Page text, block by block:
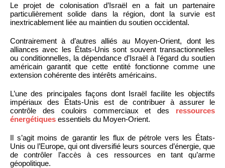
Le projet de colonisation d’Israël en a fait un partenaire
particulièrement solide dans la région, dont la survie est
inextricablement liée au maintien du soutien occidental.
Contrairement à d’autres alliés au Moyen-Orient, dont les
alliances avec les États-Unis sont souvent transactionnelles
ou conditionnelles, la dépendance d’Israël à l’égard du soutien
américain garantit que cette entité fonctionne comme une
extension cohérente des intérêts américains.
L’une des principales façons dont Israël facilite les objectifs
impériaux des États-Unis est de contribuer à assurer le
contrôle des couloirs commerciaux et des ressources
énergétiques essentiels du Moyen-Orient.
Il s’agit moins de garantir les flux de pétrole vers les États-
Unis ou l’Europe, qui ont diversifié leurs sources d’énergie, que
de contrôler l’accès à ces ressources en tant qu’arme
géopolitique.